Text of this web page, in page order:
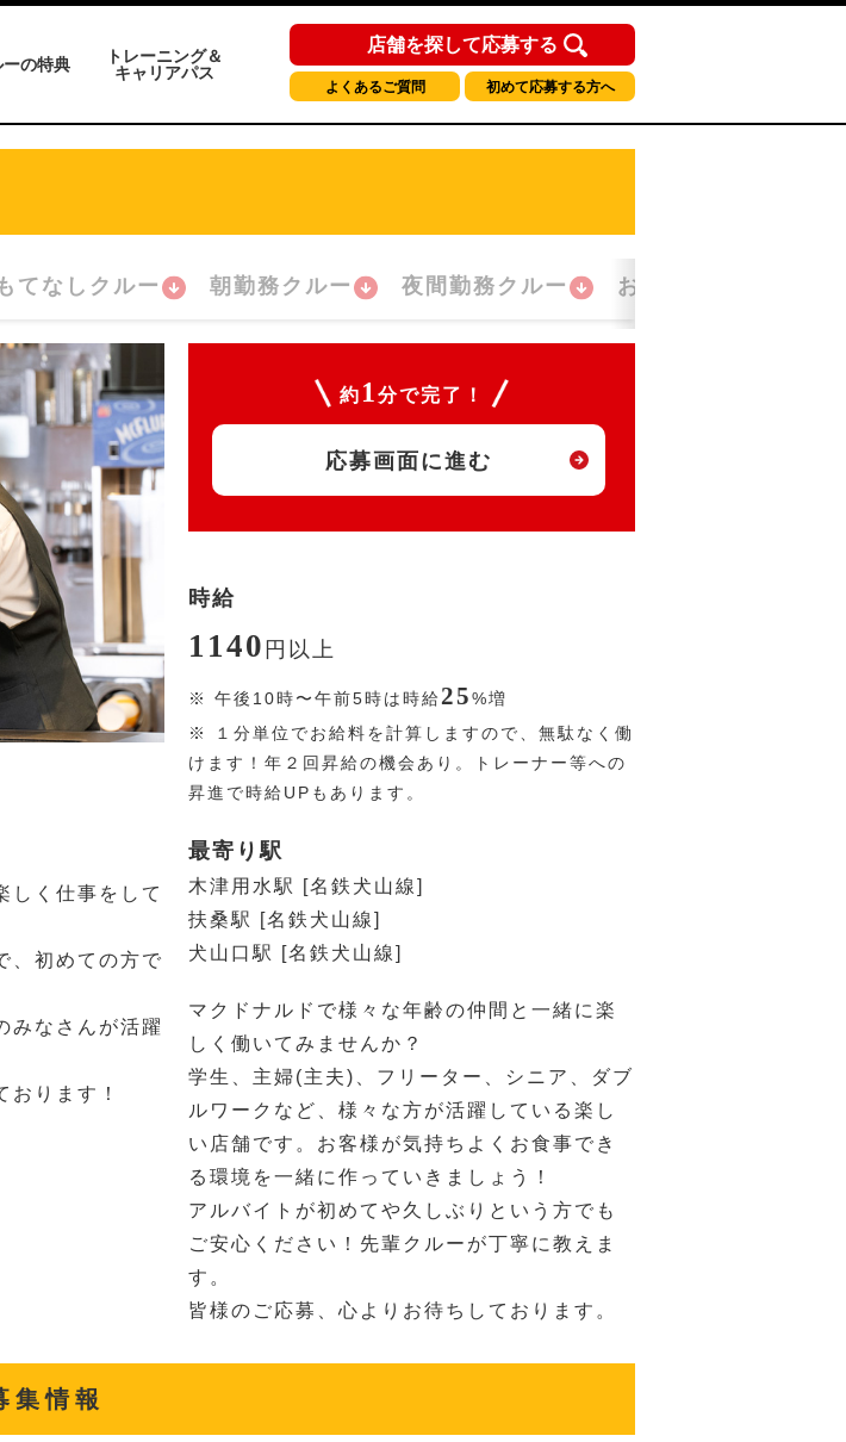
ーの特典
トレーニング＆
キャリアパス
店舗を探して応募する
よくあるご質問 初めて応募する方へ
てなしクルー 朝勤務クルー 夜間勤務クルー おかえり！クルー
しく仕事をして
、初めての方で
みなさんが活躍
ります！
約 1 分で完了！
応募画面に進む
時給
1140 円 以上
※ 午後10時〜午前5時は時給25%増
※
１分単位でお給料を計算しますので、無駄なく働
けます！年２回昇給の機会あり。トレーナー等への
昇進で時給UPもあります。
最寄り駅
木津用水駅 [名鉄犬山線]
扶桑駅 [名鉄犬山線]
犬山口駅 [名鉄犬山線]
マクドナルドで様々な年齢の仲間と一緒に楽
しく働いてみませんか？
学生、主婦(主夫)、フリーター、シニア、ダブ
ルワークなど、様々な方が活躍している楽し
い店舗です。お客様が気持ちよくお食事でき
る環境を一緒に作っていきましょう！
アルバイトが初めてや久しぶりという方でも
ご安心ください！先輩クルーが丁寧に教えま
す。
皆様のご応募、心よりお待ちしております。
集情報